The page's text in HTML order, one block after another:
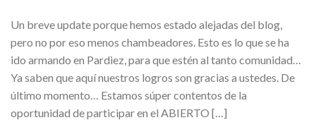
Un breve update porque hemos estado alejadas del blog,
pero no por eso menos chambeadores. Esto es lo que se ha
ido armando en Pardiez, para que estén al tanto comunidad…
Ya saben que aquí nuestros logros son gracias a ustedes. De
último momento… Estamos súper contentos de la
oportunidad de participar en el ABIERTO […]